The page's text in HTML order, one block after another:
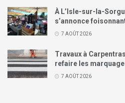
À L’Isle-sur-la-
s’annonce
7 AOÛT 2026
Travaux à
refaire les
7 AOÛT 2026